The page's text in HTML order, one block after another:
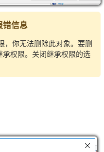
错信息
，你无法删除此对象。要删
权限。关闭继承权限的选